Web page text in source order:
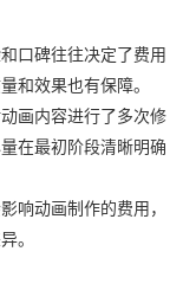
口碑往往决定了费用
和效果也有保障。
画内容进行了多次修
在最初阶段清晰明确
响动画制作的费用，
。